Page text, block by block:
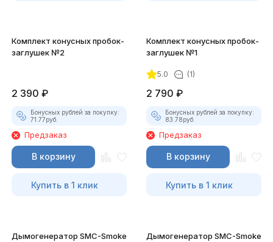
Комплект конусных пробок-
заглушек №2
2 390 ₽
Бонусных рублей за покупку:
71.77руб.
Предзаказ
В корзину
Купить в 1 клик
Комплект конусных пробок-
заглушек №1
5.0 (1)
2 790 ₽
Бонусных рублей за покупку:
83.78руб.
Предзаказ
В корзину
Купить в 1 клик
Дымогенератор SMC-Smoke
Дымогенератор SMC-Smoke